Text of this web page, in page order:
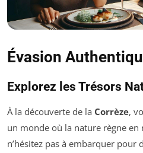
Évasion
Explorez les Trésors
À la découverte de la Corrèze,
un monde où la nature règne
n’hésitez pas à embarquer pour